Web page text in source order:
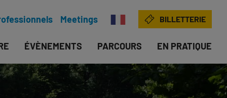
Meetings BILLETTERIE
ÉVÈNEMENTS PARCOURS EN PRATIQUE